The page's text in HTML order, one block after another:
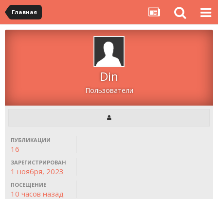
Главная
Din
Пользователи
ПУБЛИКАЦИИ
16
ЗАРЕГИСТРИРОВАН
1 ноября, 2023
ПОСЕЩЕНИЕ
10 часов назад